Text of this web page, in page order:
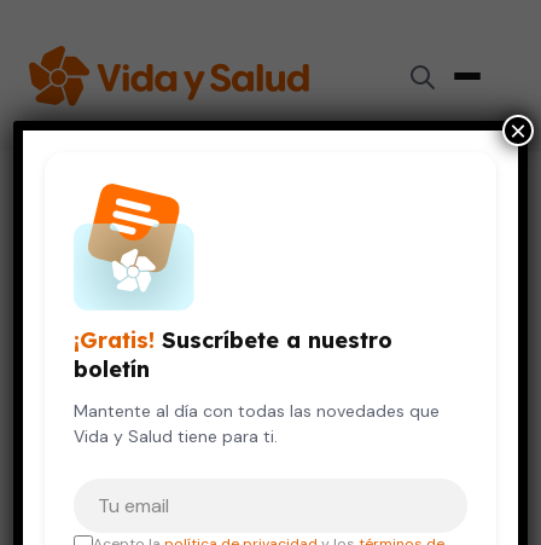
Salud Mental
Narcolepsia, una enfermedad muy famosa pero
desconocida (Parte 2)
SALUD MENTAL VIDA SALUDABLE
Narcolepsia, una enfermedad
muy famosa pero desconocida
(Parte 2)
¡Gratis! Suscríbete a nuestro
boletín
Mantente al día con todas las novedades que
Vida y Salud tiene para ti.
×